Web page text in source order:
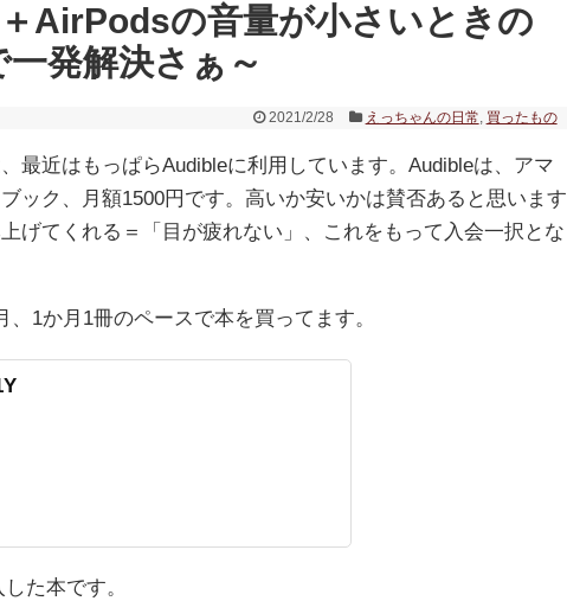
AirPodsの音量が小さいときの
発解決さぁ～
2021/2/28 えっちゃんの日常, 買ったもの
最近はもっぱらAudibleに利用しています。Audibleは、アマ
ック、月額1500円です。高いか安いかは賛否あると思います
げてくれる＝「目が疲れない」、これをもって入会一択とな
1か月1冊のペースで本を買ってます。
た本です。